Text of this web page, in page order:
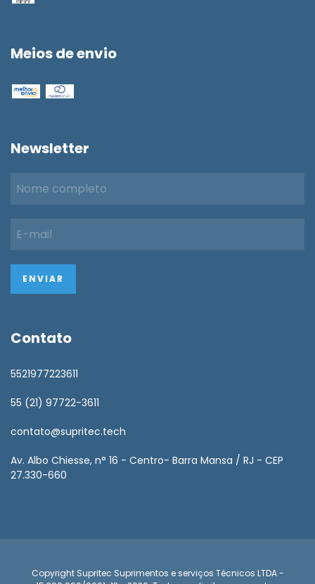
Meios de envio
Newsletter
Contato
5521977223611
55 (21) 97722-3611
contato@supritec.tech
Av. Albo Chiesse, n° 16 - Centro- Barra Mansa / RJ - CEP
27.330-660
Copyright Supritec Suprimentos e serviços Técnicos LTDA -